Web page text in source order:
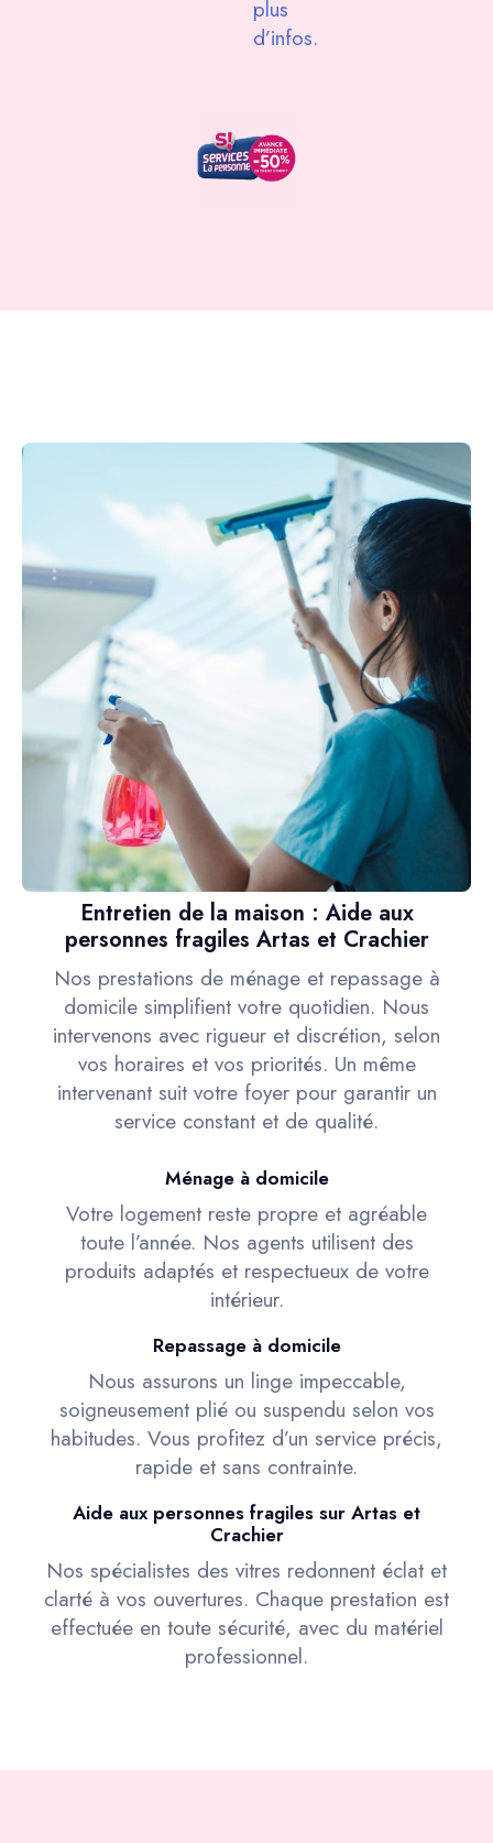
plus
d’infos.
Entretien de la maison : Aide aux
personnes fragiles Artas et Crachier
Nos prestations de ménage et repassage à
domicile simplifient votre quotidien. Nous
intervenons avec rigueur et discrétion, selon
vos horaires et vos priorités. Un même
intervenant suit votre foyer pour garantir un
service constant et de qualité.
Ménage à domicile
Votre logement reste propre et agréable
toute l’année. Nos agents utilisent des
produits adaptés et respectueux de votre
intérieur.
Repassage à domicile
Nous assurons un linge impeccable,
soigneusement plié ou suspendu selon vos
habitudes. Vous profitez d’un service précis,
rapide et sans contrainte.
Aide aux personnes fragiles sur Artas et
Crachier
Nos spécialistes des vitres redonnent éclat et
clarté à vos ouvertures. Chaque prestation est
effectuée en toute sécurité, avec du matériel
professionnel.